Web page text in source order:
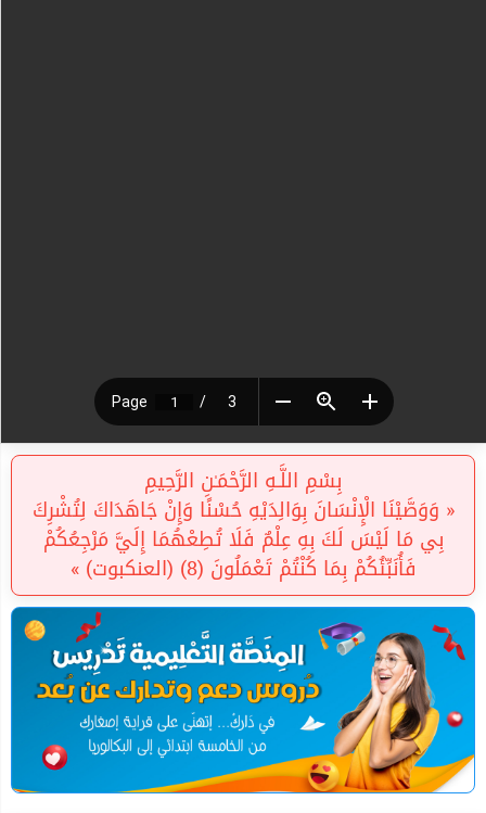
بِسْمِ اللَّـهِ الرَّحْمَـٰنِ الرَّحِيمِ
« وَوَصَّيْنَا الْإِنْسَانَ بِوَالِدَيْهِ حُسْنًا وَإِنْ جَاهَدَاكَ لِتُشْرِكَ
بِي مَا لَيْسَ لَكَ بِهِ عِلْمٌ فَلَا تُطِعْهُمَا إِلَيَّ مَرْجِعُكُمْ
فَأُنَبِّئُكُمْ بِمَا كُنْتُمْ تَعْمَلُونَ (8) (العنكبوت) »